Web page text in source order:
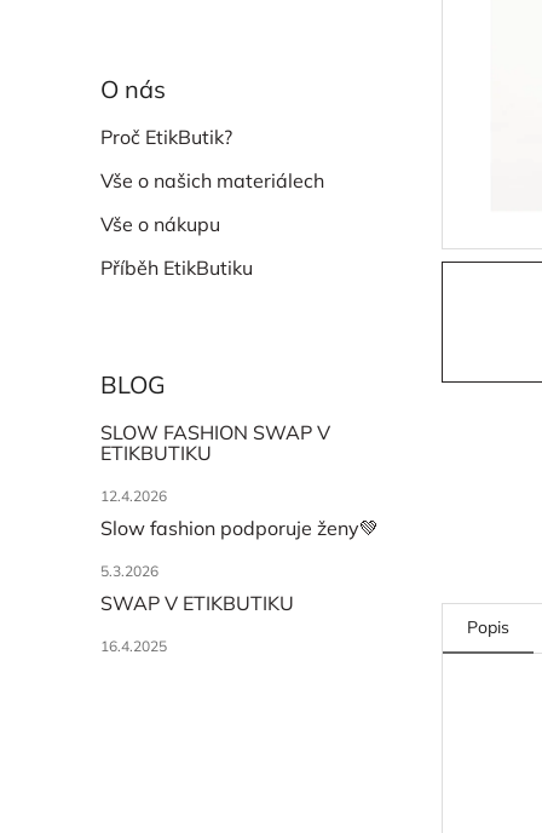
O nás
Proč EtikButik?
Vše o našich materiálech
Vše o nákupu
Příběh EtikButiku
BLOG
SLOW FASHION SWAP V
ETIKBUTIKU
12.4.2026
Slow fashion podporuje ženy💚
5.3.2026
SWAP V ETIKBUTIKU
16.4.2025
Popis